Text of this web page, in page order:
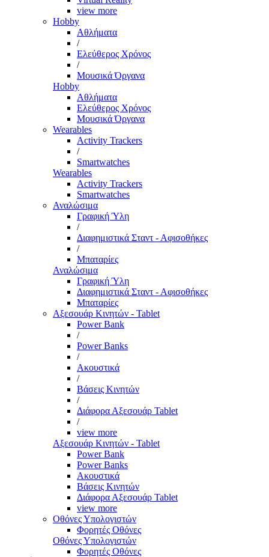
view more
Hobby
Αθλήματα
/
Ελεύθερος Χρόνος
/
Μουσικά Όργανα
Hobby
Αθλήματα
Ελεύθερος Χρόνος
Μουσικά Όργανα
Wearables
Activity Trackers
/
Smartwatches
Wearables
Activity Trackers
Smartwatches
Αναλώσιμα
Γραφική Ύλη
/
Διαφημιστικά Σταντ - Αφισοθήκες
/
Μπαταρίες
Αναλώσιμα
Γραφική Ύλη
Διαφημιστικά Σταντ - Αφισοθήκες
Μπαταρίες
Αξεσουάρ Κινητών - Tablet
Power Bank
/
Power Banks
/
Ακουστικά
/
Βάσεις Κινητών
/
Διάφορα Αξεσουάρ Tablet
/
view more
Αξεσουάρ Κινητών - Tablet
Power Bank
Power Banks
Ακουστικά
Βάσεις Κινητών
Διάφορα Αξεσουάρ Tablet
view more
Οθόνες Υπολογιστών
Φορητές Οθόνες
Οθόνες Υπολογιστών
Φορητές Οθόνες